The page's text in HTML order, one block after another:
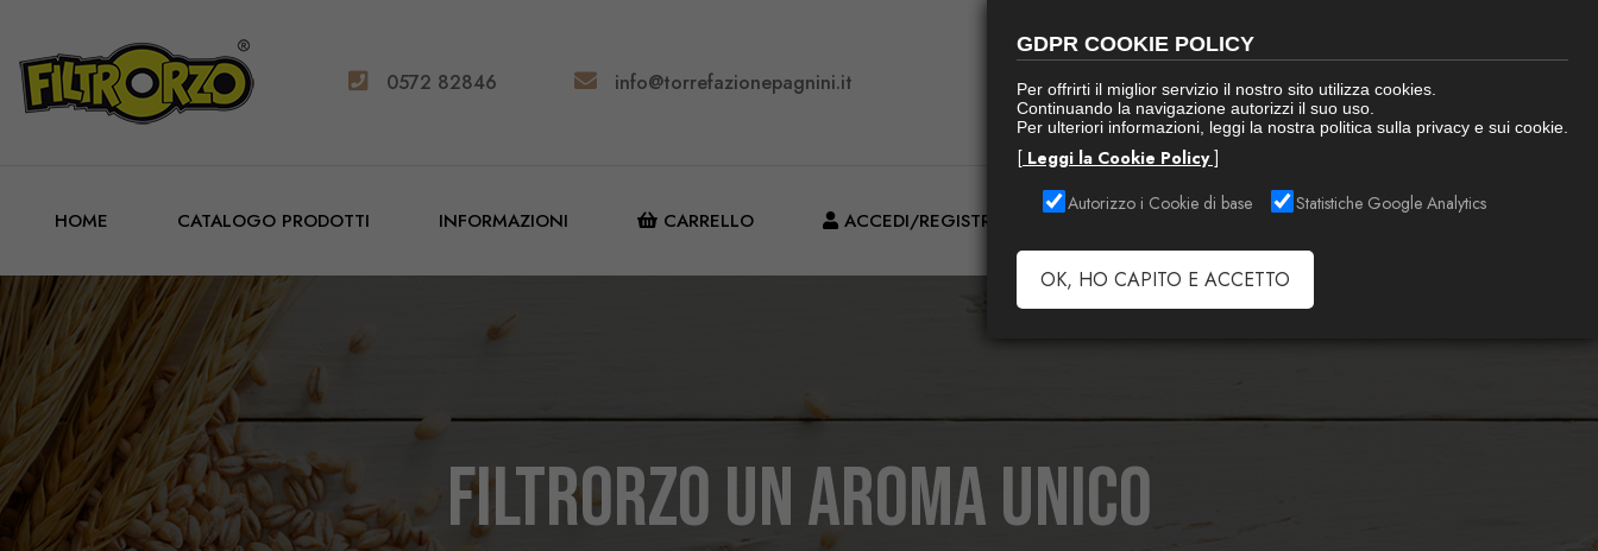
0572 82846 info@torrefazionepagnini.it
HOME CATALOGO PRODOTTI INFORMAZIONI CARRELLO ACCEDI/REGISTRATI
FiltrOrzo un aroma unico
GDPR COOKIE POLICY
Per offrirti il miglior servizio il nostro sito utilizza cookies.
Continuando la navigazione autorizzi il suo uso.
Per ulteriori informazioni, leggi la nostra politica sulla privacy e sui cookie.
[ Leggi la Cookie Policy]
Autorizzo i Cookie di base
Statistiche Google Analytics
OK, HO CAPITO E ACCETTO